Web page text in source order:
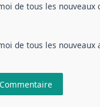
de tous les
de tous les